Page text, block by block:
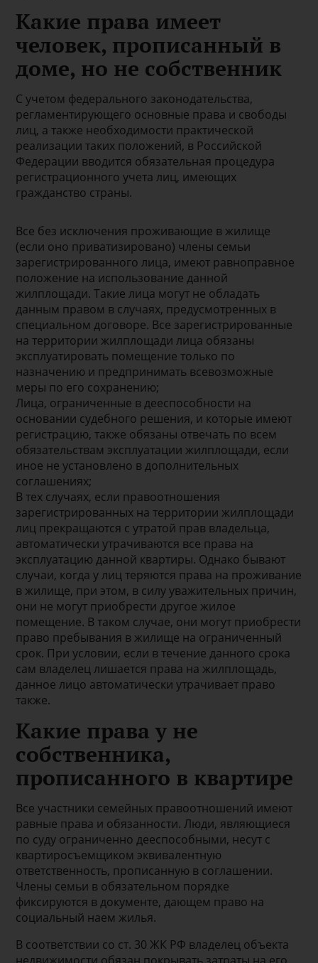
Какие права имеет
человек, прописанный в
доме, но не собственник
С учетом федерального законодательства,
регламентирующего основные права и свободы
лиц, а также необходимости практической
реализации таких положений, в Российской
Федерации вводится обязательная процедура
регистрационного учета лиц, имеющих
гражданство страны.
Все без исключения проживающие в жилище
(если оно приватизировано) члены семьи
зарегистрированного лица, имеют равноправное
положение на использование данной
жилплощади. Такие лица могут не обладать
данным правом в случаях, предусмотренных в
специальном договоре. Все зарегистрированные
на территории жилплощади лица обязаны
эксплуатировать помещение только по
назначению и предпринимать всевозможные
меры по его сохранению;
Лица, ограниченные в дееспособности на
основании судебного решения, и которые имеют
регистрацию, также обязаны отвечать по всем
обязательствам эксплуатации жилплощади, если
иное не установлено в дополнительных
соглашениях;
В тех случаях, если правоотношения
зарегистрированных на территории жилплощади
лиц прекращаются с утратой прав владельца,
автоматически утрачиваются все права на
эксплуатацию данной квартиры. Однако бывают
случаи, когда у лиц теряются права на проживание
в жилище, при этом, в силу уважительных причин,
они не могут приобрести другое жилое
помещение. В таком случае, они могут приобрести
право пребывания в жилище на ограниченный
срок. При условии, если в течение данного срока
сам владелец лишается права на жилплощадь,
данное лицо автоматически утрачивает право
также.
Какие права у не
собственника,
прописанного в квартире
Все участники семейных правоотношений имеют
равные права и обязанности. Люди, являющиеся
по суду ограниченно дееспособными, несут с
квартиросъемщиком эквивалентную
ответственность, прописанную в соглашении.
Члены семьи в обязательном порядке
фиксируются в документе, дающем право на
социальный наем жилья.
В соответствии со ст. 30 ЖК РФ владелец объекта